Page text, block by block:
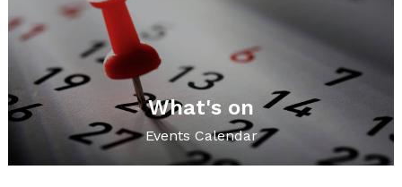
What's on
Events Calendar